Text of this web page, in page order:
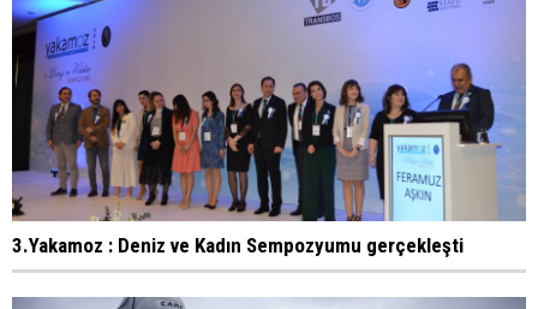
3.Yakamoz : Deniz ve Kadın Sempozyumu gerçekleşti